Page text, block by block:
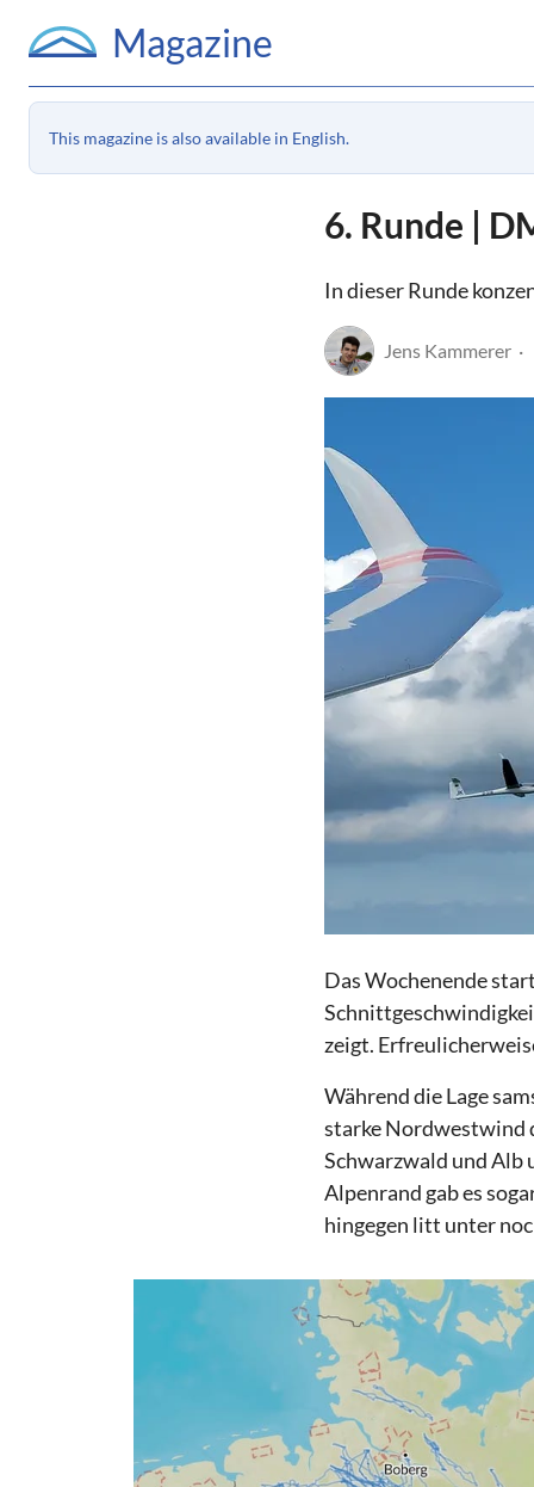
Magazine
This magazine is also available in English.
6. Runde |
In dieser Runde
Jens Kammerer
Das Wochenende
zeigt.
Während die Lage
starke Nordwestwind
Schwarzwald und Alb
Alpenrand gab es
hingegen litt unter